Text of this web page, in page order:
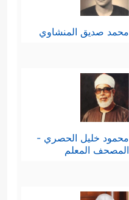
محمد صديق المنشاوي
محمود خليل الحصري -
المصحف المعلم